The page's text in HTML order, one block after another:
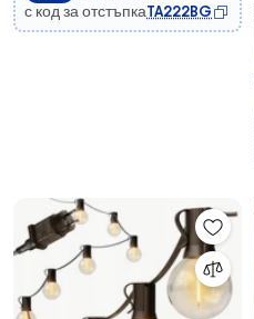
с код за отстъпкаTA222BG